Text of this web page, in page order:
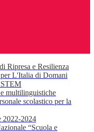
Ripresa e Resilienza
L'Italia di Domani
STEM
multilinguistiche
scolastico per la
2022-2024
“Scuola e